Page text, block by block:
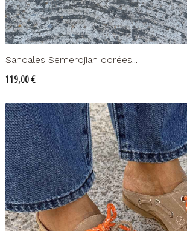
Sandales Semerdjian dorées...
Prix
119,00 €